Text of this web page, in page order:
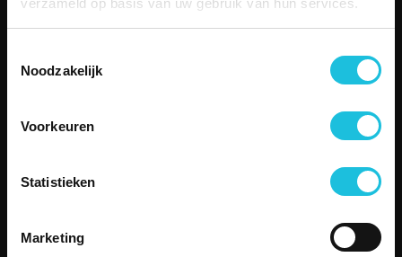
Noodzakelijk
Voorkeuren
Statistieken
Marketing
Veelgestelde vragen
Jachthavenweg 109H
aanvraag@merin.nl